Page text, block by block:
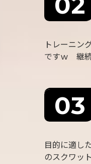
トレーニン
ですｗ 継続
目的に適し
のスクワッ